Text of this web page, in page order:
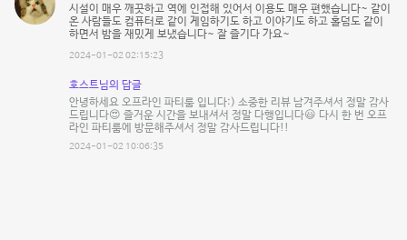
시설이 매우 깨끗하고 역에 인접해 있어서 이용도 매우 편했습니다~ 같이
온 사람들도 컴퓨터로 같이 게임하기도 하고 이야기도 하고 홀덤도 같이
하면서 밤을 재밌게 보냈습니다~ 잘 즐기다 가요~
2024-01-02 02:15:23
호스트님의 답글
안녕하세요 오프라인 파티룸 입니다:) 소중한 리뷰 남겨주셔서 정말 감사
드립니다😍 즐거운 시간을 보내셔서 정말 다행입니다😃 다시 한 번 오프
라인 파티룸에 방문해주셔서 정말 감사드립니다!!
2024-01-02 10:06:35